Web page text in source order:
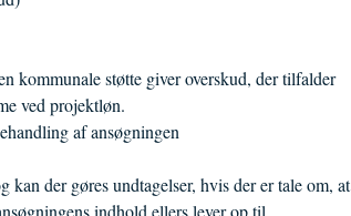
kommunale støtte giver overskud, der tilfalder
ved projektløn.
af ansøgningen
der gøres undtagelser, hvis der er tale om, at
indhold ellers lever op til